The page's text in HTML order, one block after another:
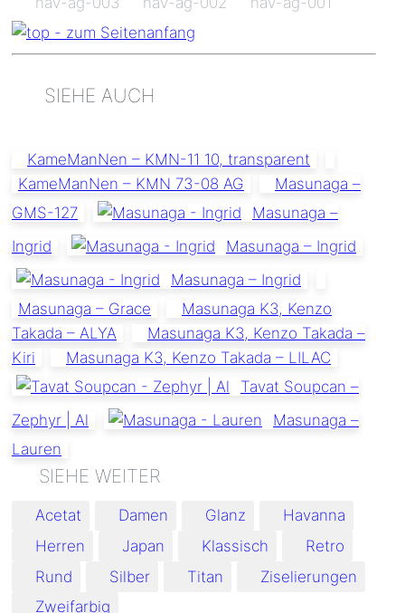
SIEHE AUCH
KameManNen – KMN-11 10, transparent
KameManNen – KMN 73-08 AG
Masunaga –
GMS-127
Masunaga –
Ingrid
Masunaga – Ingrid
Masunaga – Ingrid
Masunaga – Grace
Masunaga K3, Kenzo
Takada – ALYA
Masunaga K3, Kenzo Takada –
Kiri
Masunaga K3, Kenzo Takada – LILAC
Tavat Soupcan –
Zephyr | Al
Masunaga –
Lauren
Schlagworte:
Acetat Damen Glanz
Havanna
Herren
Japan Klassisch
Retro
Rund
Silber Titan
Ziselierungen
Zweifarbig